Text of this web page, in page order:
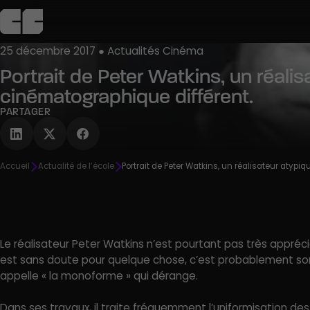
L’école
Découvrir
Admission
Découvrir
Campus
Découvrir
Pédagogie
Découvrir
Agenda
Découvrir
25 décembre 2017 ● Actualités Cinéma
Portrait de Peter Watkins, un
cinématographique différent.
PARTAGER
Accueil Actualité de l’école Portrait de Peter Watkins, un réalisateur
Le réalisateur Peter Watkins n’est pourtant pas très
est sans doute pour quelque chose, c’est probablement
appelle « la monoforme » qui dérange.